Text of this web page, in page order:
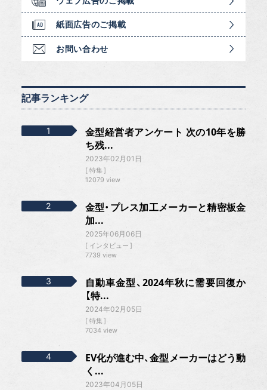
紙面広告のご掲載
お問い合わせ
記事ランキング
金型経営者アンケート 次の10年を勝
ち残...
2023年02月01日
特集
12079 view
金型・プレス加工メーカーと精密板金
加...
2025年06月06日
インタビュー
7739 view
自動車金型、2024年秋に需要回復か
【特...
2024年02月05日
特集
7034 view
EV化が進む中、金型メーカーはどう動
く...
2023年04月05日